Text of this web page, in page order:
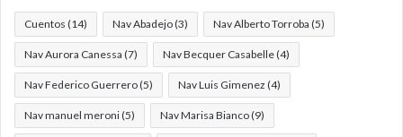
Cuentos (14) Nav Abadejo(3) Nav Alberto Torroba (5)
Nav Aurora Canessa (7) Nav Becquer Casabelle(4)
Nav Federico Guerrero(5) Nav Luis Gimenez (4)
Nav manuel meroni(5) Nav Marisa Bianco(9)